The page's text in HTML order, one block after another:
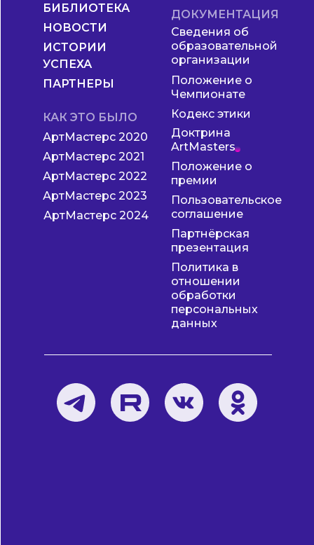
БИБЛИОТЕКА
НОВОСТИ
ИСТОРИИ
УСПЕХА
ПАРТНЕРЫ
КАК ЭТО БЫЛО
АртМастерс 2020
АртМастерс 2021
АртМастерс 2022
АртМастерс 2023
АртМастерс 2024
ДОКУМЕНТАЦИЯ
Сведения об
образовательной
организации
Положение о
Чемпионате
Кодекс этики
Доктрина
ArtMasters
Положение о
премии
Пользовательское
соглашение
Партнёрская
презентация
Политика в
отношении
обработки
персональных
данных